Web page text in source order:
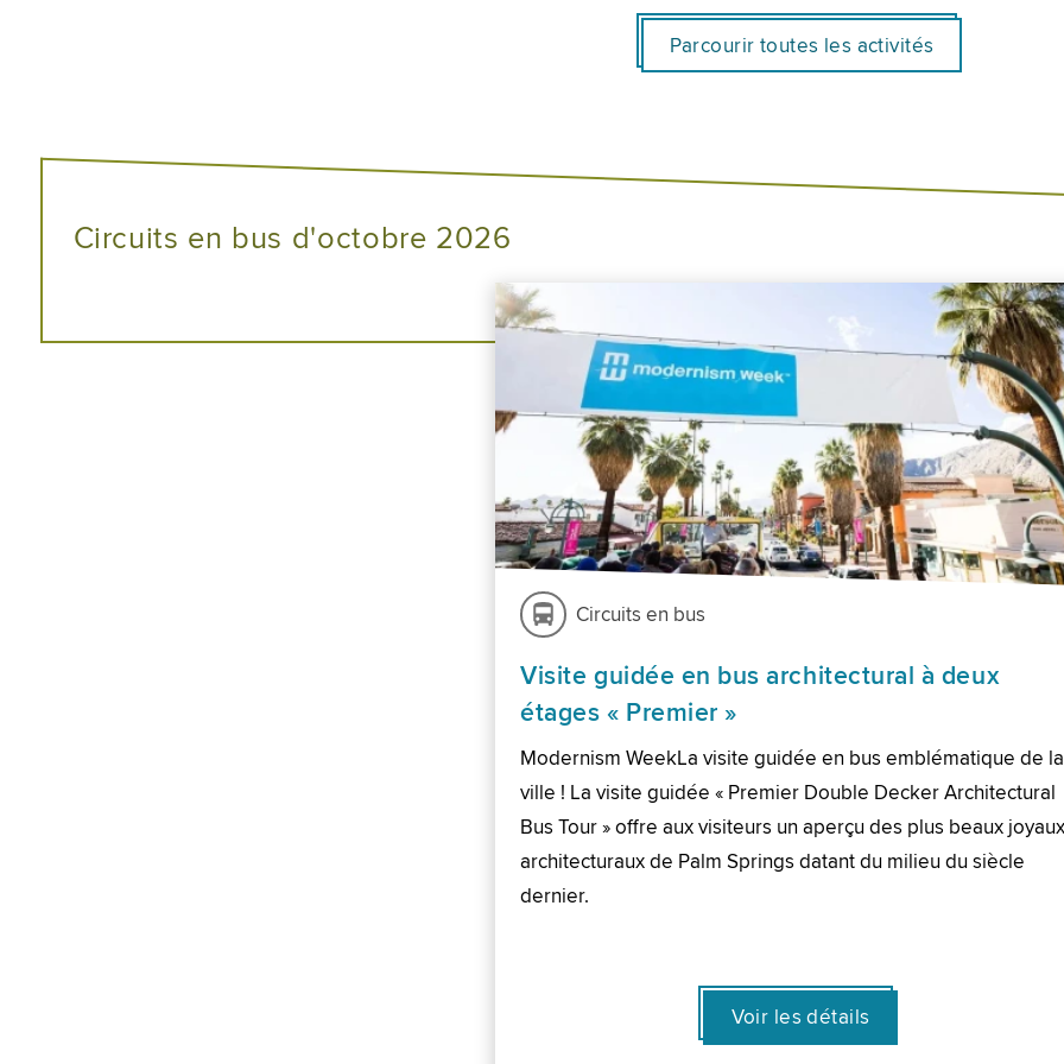
Parcourir toutes les activités
Circuits en bus d'octobre 2026
Circuits en bus
Visite guidée en bus architectural à deux
étages « Premier »
Modernism WeekLa visite guidée en bus emblématique de la
ville ! La visite guidée « Premier Double Decker Architectural
Bus Tour » offre aux visiteurs un aperçu des plus beaux
architecturaux de Palm Springs datant du milieu du siècle
dernier.
Voir les détails